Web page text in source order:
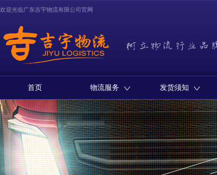
欢迎光临广东吉宇物流有限公司官网
首页 物流服务 发货须知